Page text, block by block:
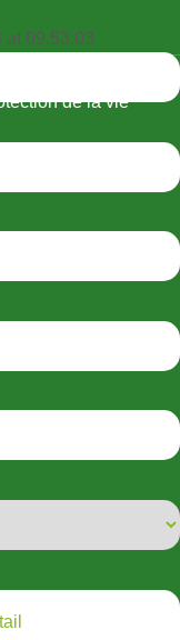
(en anglais)
de la vie